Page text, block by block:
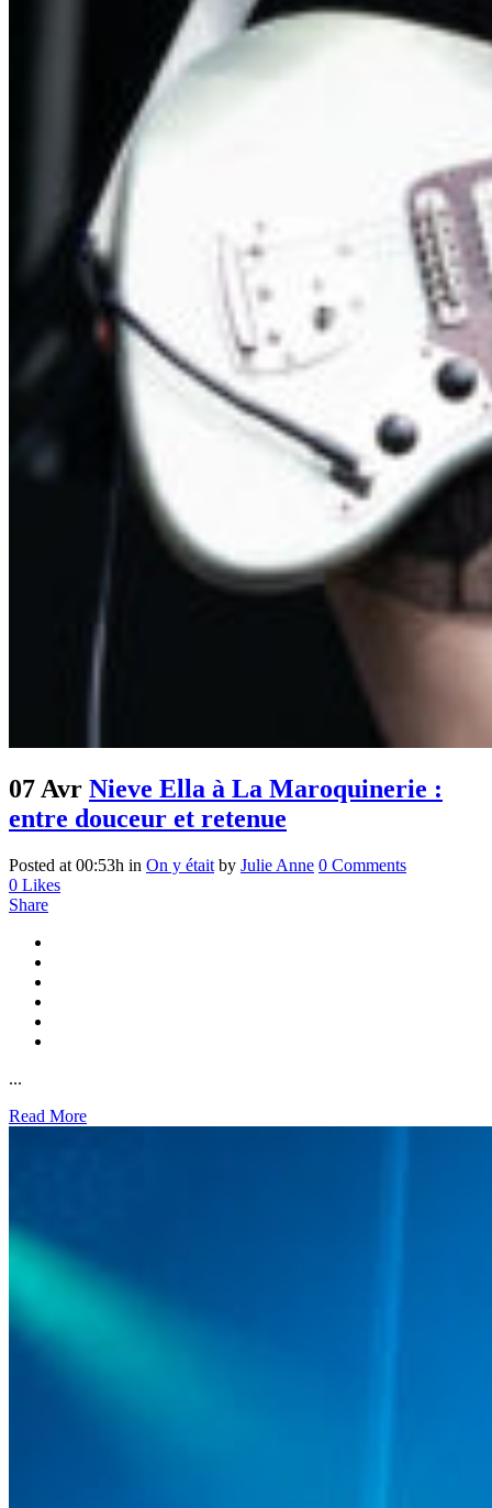
07 Avr Nieve Ella à La Maroquinerie :
entre douceur et retenue
Posted at 00:53h in On y était by Julie Anne 0 Comments
0 Likes
Share
...
Read More